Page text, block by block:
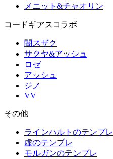
メニット&チャオリン
コードギアスコラボ
闇スザク
サクヤ&アッシュ
ロゼ
アッシュ
ジノ
VV
その他
ラインハルトのテンプレ
虚のテンプレ
モルガンのテンプレ